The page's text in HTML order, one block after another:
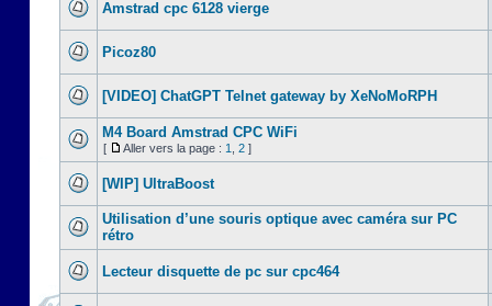
Amstrad cpc 6128 vierge
Picoz80
[VIDEO] ChatGPT Telnet gateway by XeNoMoRPH
M4 Board Amstrad CPC WiFi
[ Aller vers la page : 1 2 ]
[WIP] UltraBoost
Utilisation d’une souris optique avec caméra sur PC
rétro
Lecteur disquette de pc sur cpc464